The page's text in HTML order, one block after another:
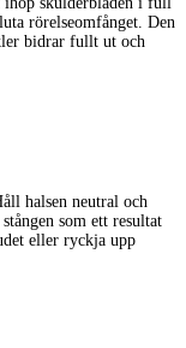
rörelseomfånget. Den
bidrar fullt ut och
halsen neutral och
som ett resultat
eller ryckja upp